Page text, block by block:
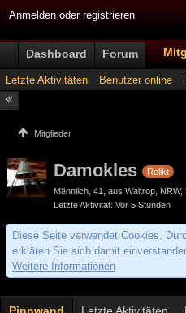
Anmelden oder registrieren
Dashboard Forum
Letzte Aktivitäten Benutzer online
Mitglieder
Damokles
Relikt
Männlich 41 aus Waltrop, NRW
Letzte Aktivität Vor 5 Stunden
Diese Seite verwendet Cookies.
erklären Sie sich damit
Weitere Informationen